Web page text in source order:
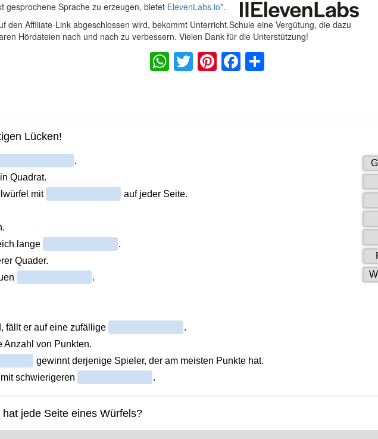
gesprochene Sprache zu erzeugen, bietet ElevenLabs.io*.
den Affiliate-Link abgeschlossen wird, bekommt Unterricht.Schule eine Vergütung, die dazu
Hördateien nach und nach zu verbessern. Vielen Dank für die Unterstützung!
WhatsApp
Twitter
Pinterest
Facebook